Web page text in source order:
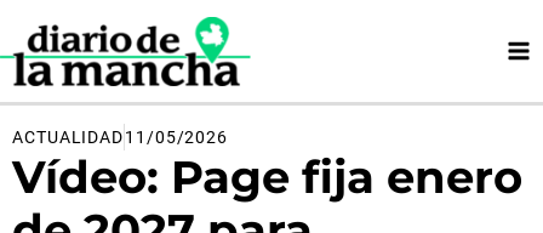
contenido
ACTUALIDAD11/05/2026
Vídeo: Page fija enero